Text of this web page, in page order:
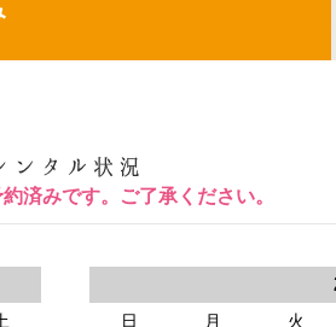
済みです。ご了承ください。
日 月 火